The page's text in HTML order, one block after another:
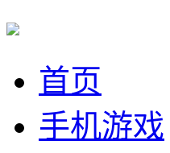
首页
手机游戏